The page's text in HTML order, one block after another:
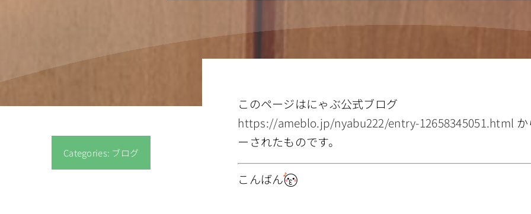
Categories: ブログ
このページはにゃぶ公式ブログ
https://ameblo.jp/nyabu222/entry-12658345051.html
ーされたものです。
こんばん